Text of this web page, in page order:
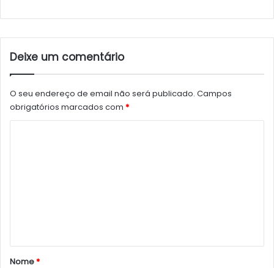
Deixe um comentário
O seu endereço de email não será publicado. Campos
obrigatórios marcados com *
r
Nome*